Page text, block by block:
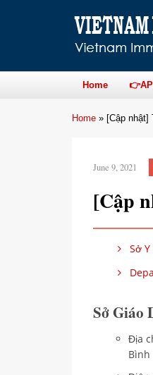
Home
Home » [Cập
June 9, 2021
[Cập
Sở
Sở Giáo
Địa
Bình